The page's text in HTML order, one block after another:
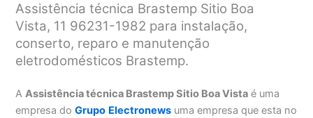
Assistência técnica Brastemp Sitio Boa
Vista, 11 96231-1982 para instalação,
conserto, reparo e manutenção
eletrodomésticos Brastemp.
AAssistência técnica Brastemp Sitio Boa Vista é uma
empresa doGrupo Electronews uma empresa que esta no